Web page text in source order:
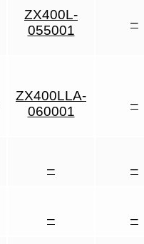
ZX400L-
055001
–
ZX400LLA-
060001
–
–
–
–
–